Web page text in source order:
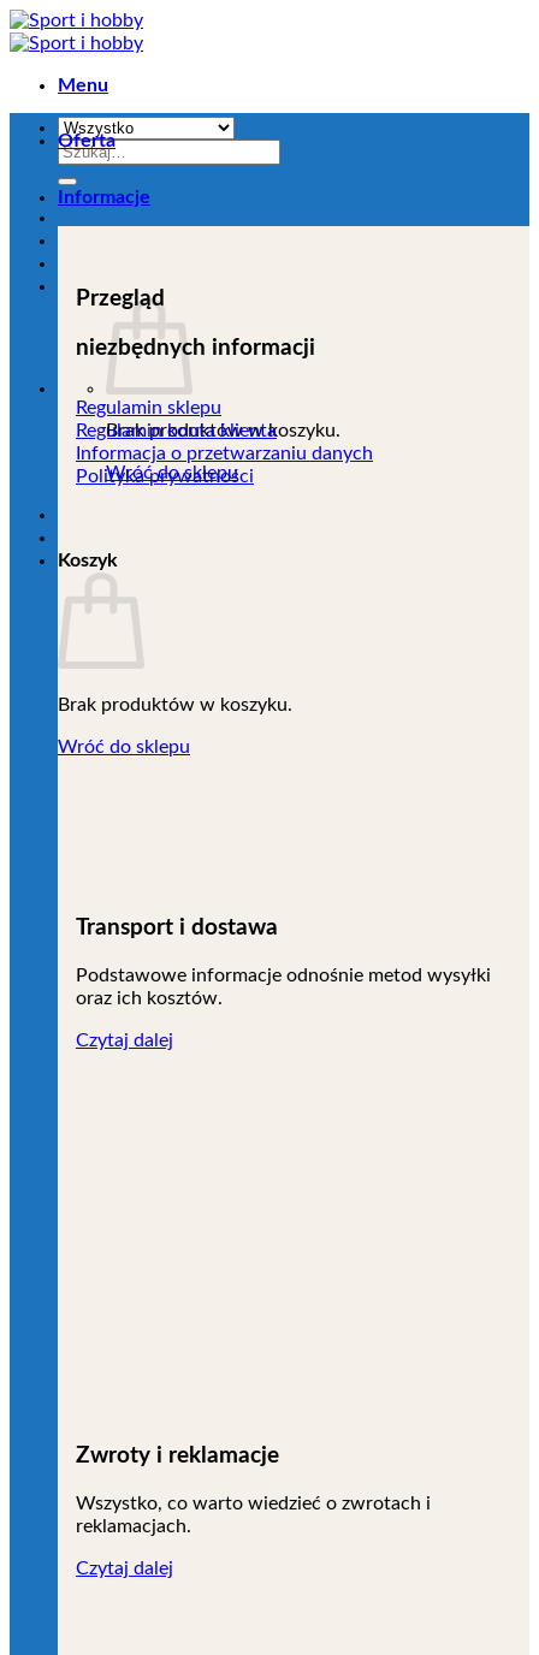
Przejdź
do
Menu
Szukaj:
Brak produktów w koszyku.
Wróć do sklepu
Koszyk
Brak produktów w koszyku.
Wróć do sklepu
Oferta
Informacje
Przegląd
niezbędnych informacji
Regulamin sklepu
Regulamin konta klienta
Informacja o przetwarzaniu danych
Polityka prywatności
Transport i dostawa
Podstawowe informacje odnośnie metod wysyłki
oraz ich kosztów.
Czytaj dalej
Zwroty i reklamacje
Wszystko, co warto wiedzieć o zwrotach i
reklamacjach.
Czytaj dalej